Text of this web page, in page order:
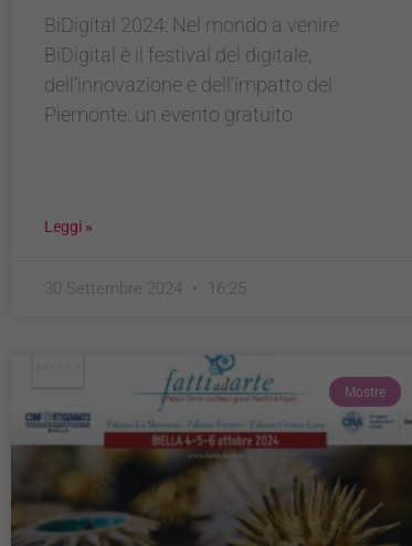
BiDigital 2024: Nel mondo a venire
BiDigital è il festival del digitale,
dell’innovazione e dell’impatto del
Piemonte: un evento gratuito
Leggi »
30 Settembre 2024 16:25
Mostre